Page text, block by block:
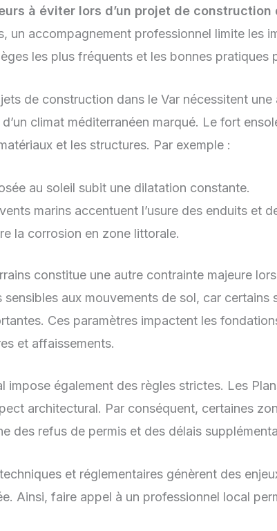
à éviter lors d’un projet de construction
un accompagnement professionnel limite
les plus fréquents et les bonnes pratiques
de construction dans le Var nécessitent
climat méditerranéen marqué. Le fort
et les structures. Par exemple :
au soleil subit une dilatation constante.
marins accentuent l’usure des enduits et
la corrosion en zone littorale.
constitue une autre contrainte majeure
sensibles aux mouvements de sol, car
Ces paramètres impactent les
et affaissements.
impose également des règles strictes. Les
architectural. Par conséquent, certaines
des refus de permis et des délais
et réglementaires génèrent des
Ainsi, faire appel à un professionnel local